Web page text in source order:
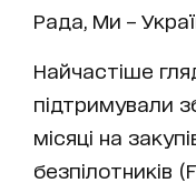
Рада, Ми –
Найчастіше
підтримували
місяці на
безпілотників